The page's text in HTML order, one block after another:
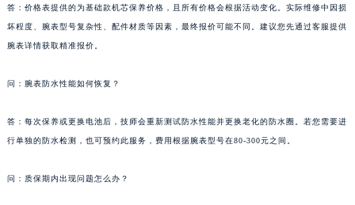
答：价格表提供的为基础款机芯保养价格，且所有价格会根据活动变化。实际维修中因损
坏程度、腕表型号复杂性、配件材质等因素，最终报价可能不同。建议您先通过客服提供
腕表详情获取精准报价。
问：腕表防水性能如何恢复？
答：每次保养或更换电池后，技师会重新测试防水性能并更换老化的防水圈。若您需要进
行单独的防水检测，也可预约此服务，费用根据腕表型号在80-300元之间。
问：质保期内出现问题怎么办？